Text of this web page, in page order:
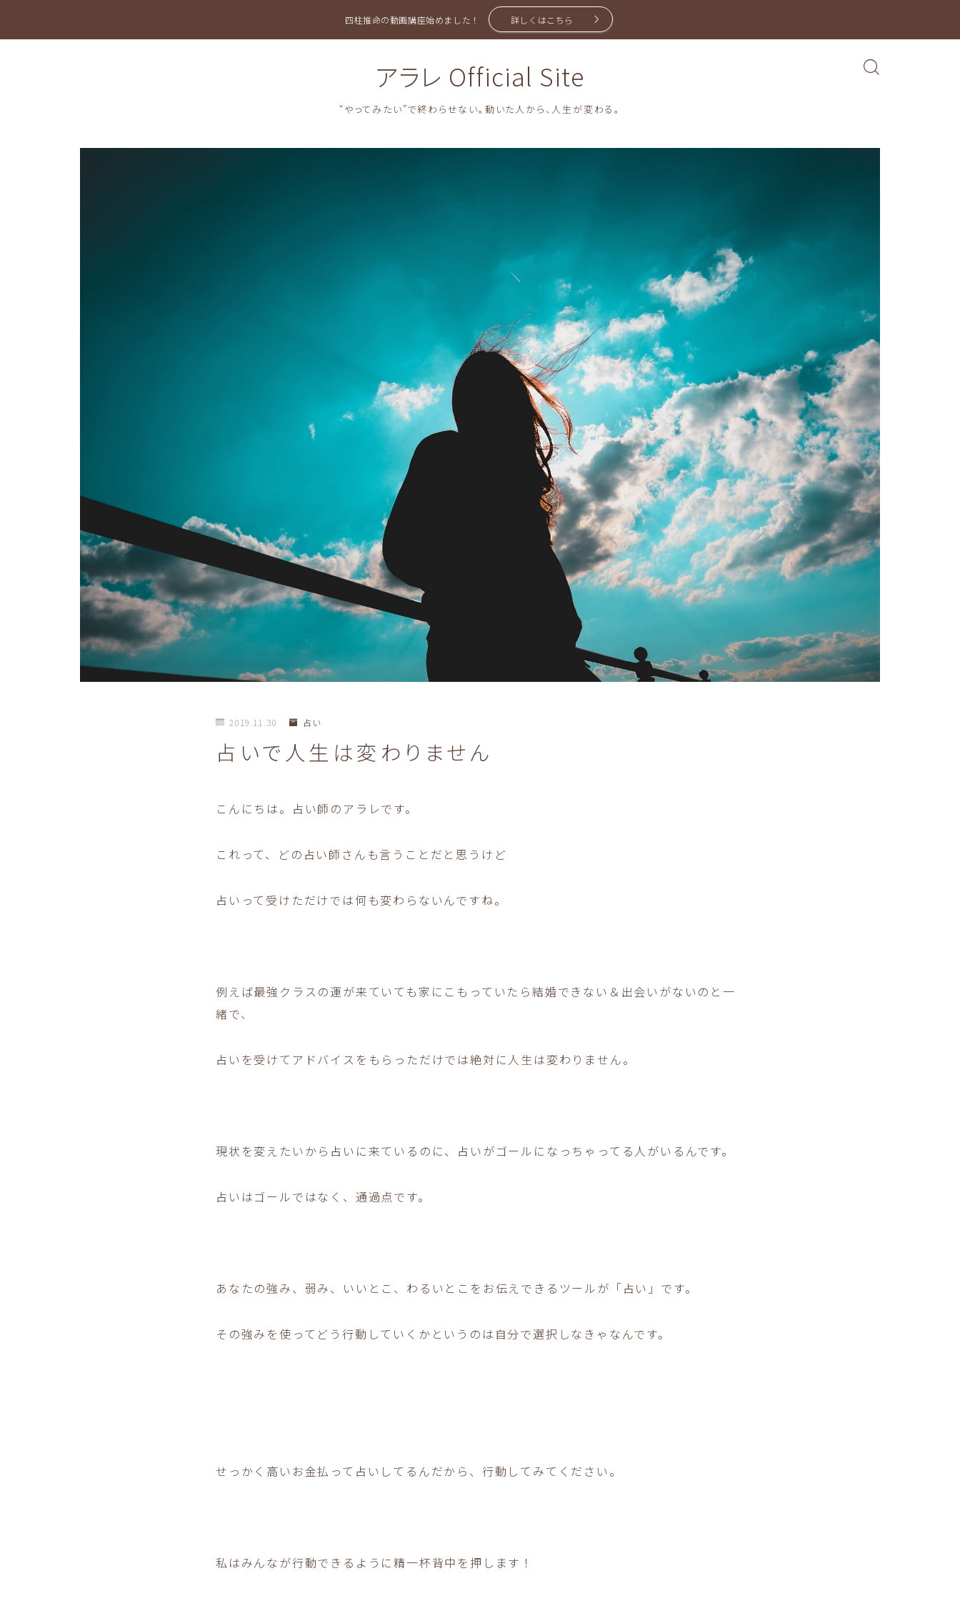
四柱推命の動画講座始めました！ 詳しくはこちら
アラレ Official Site
“やってみたい”で終わらせない。動いた人から、人生が変わる。
2019.11.30 占い
占いで人生は変わりません
こんにちは。占い師のアラレです。
これって、どの占い師さんも言うことだと思うけど
占いって受けただけでは何も変わらないんですね。
例えば最強クラスの運が来ていても家にこもっていたら結婚できない＆出会いがないのと一
緒で、
占いを受けてアドバイスをもらっただけでは絶対に人生は変わりません。
現状を変えたいから占いに来ているのに、占いがゴールになっちゃってる人がいるんです。
占いはゴールではなく、通過点です。
あなたの強み、弱み、いいとこ、わるいとこをお伝えできるツールが「占い」です。
その強みを使ってどう行動していくかというのは自分で選択しなきゃなんです。
せっかく高いお金払って占いしてるんだから、行動してみてください。
私はみんなが行動できるように精一杯背中を押します！